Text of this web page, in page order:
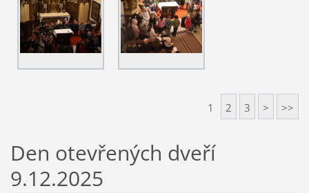
1 2 3 > >>
Den otevřených dveří
9.12.2025